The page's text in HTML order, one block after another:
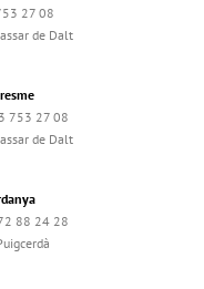
27 08
de Dalt
753 27 08
de Dalt
88 24 28